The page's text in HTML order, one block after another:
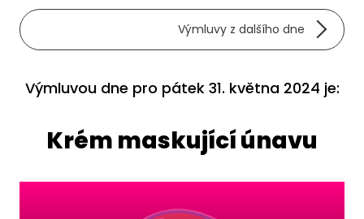
Výmluvy z dalšího dne
Výmluvou dne pro pátek 31. května 2024 je:
Krém maskující únavu